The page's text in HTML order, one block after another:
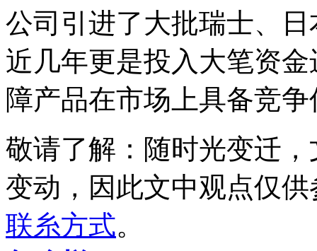
公司引进了大批瑞士、
近几年更是投入大笔资
障产品在市场上具备竞
敬请了解 ：随时光变迁
变动，因此文中观点仅供
联糸方式。